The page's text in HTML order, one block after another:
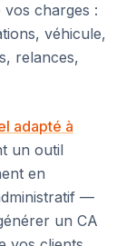
charges :
véhicule,
relances,
adapté à
un outil
en
—
un CA